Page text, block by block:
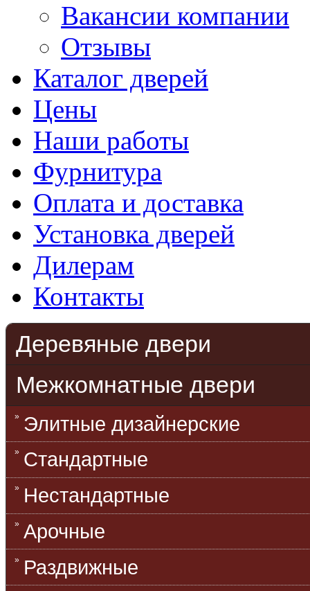
Вакансии компании
Отзывы
Каталог дверей
Цены
Наши работы
Фурнитура
Оплата и доставка
Установка дверей
Дилерам
Контакты
Деревяные двери
Межкомнатные двери
Элитные дизайнерские
Стандартные
Нестандартные
Арочные
Раздвижные